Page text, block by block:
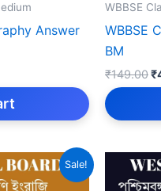
Answer
WBBSE
WBBSE
BM
₹149.00₹
Sale!